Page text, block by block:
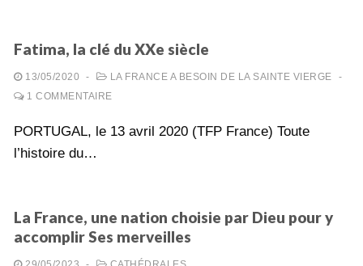
Fatima, la clé du XXe siècle
13/05/2020 - LA FRANCE A BESOIN DE LA SAINTE VIERGE
-
1 COMMENTAIRE
PORTUGAL, le 13 avril 2020 (TFP France) Toute
l’histoire du…
La France, une nation choisie par Dieu pour y
accomplir Ses merveilles